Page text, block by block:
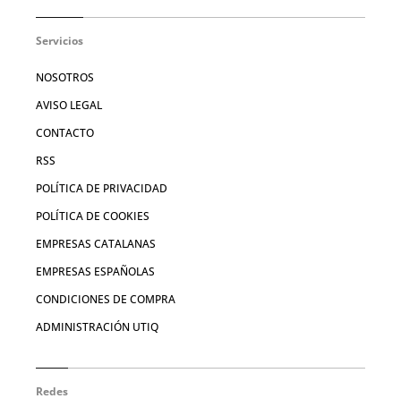
Servicios
NOSOTROS
AVISO LEGAL
CONTACTO
RSS
POLÍTICA DE PRIVACIDAD
POLÍTICA DE COOKIES
EMPRESAS CATALANAS
EMPRESAS ESPAÑOLAS
CONDICIONES DE COMPRA
ADMINISTRACIÓN UTIQ
Redes